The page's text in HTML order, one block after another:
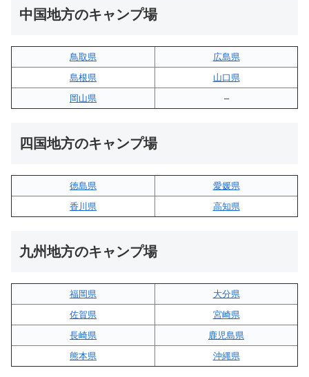
中国地方のキャンプ場
鳥取県
広島県
島根県
山口県
岡山県
–
四国地方のキャンプ場
徳島県
愛媛県
香川県
高知県
九州地方のキャンプ場
福岡県
大分県
佐賀県
宮崎県
長崎県
鹿児島県
熊本県
沖縄県